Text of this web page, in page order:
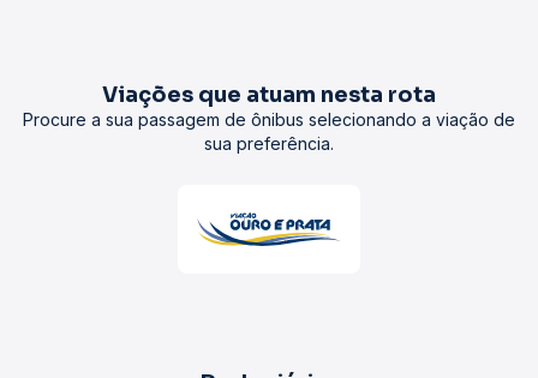
Viações que atuam nesta rota
Procure a sua passagem de ônibus selecionando a viação de
sua preferência.